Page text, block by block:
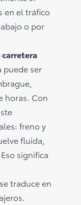
en el tráfico
o por
carretera
puede ser
horas. Con
freno y
fluida,
significa
traduce en